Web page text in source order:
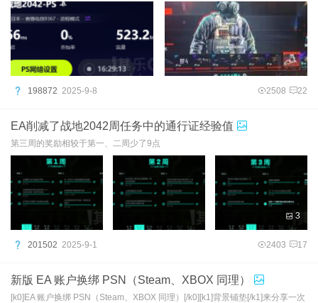
198872 2025-9-8 2508 22
EA削减了战地2042周任务中的通行证经验值
第三周的奖励相较于第一、二周少了9点
3
201502 2025-9-1 2403 17
新版 EA 账户换绑 PSN（Steam、XBOX 同理）
[k0]EA 账户换绑 PSN（Steam、XBOX 同理）[/k0][k1]背景铺垫[/k1]来分享一次